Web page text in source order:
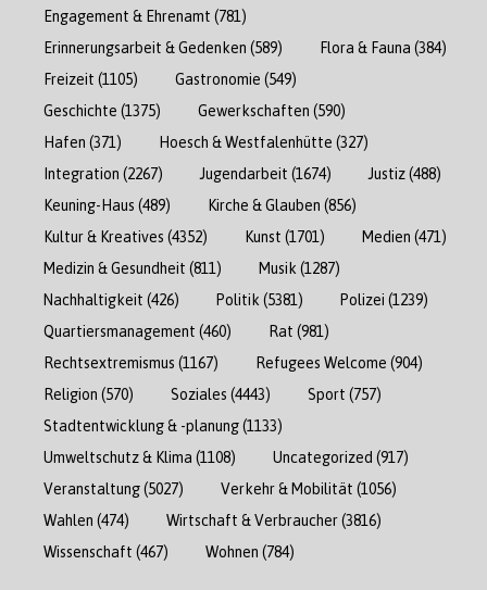
Engagement & Ehrenamt (781)
Erinnerungsarbeit & Gedenken (589) Flora & Fauna (384)
Freizeit (1105) Gastronomie (549)
Geschichte (1375) Gewerkschaften (590)
Hafen (371) Hoesch & Westfalenhütte (327)
Integration (2267) Jugendarbeit (1674) Justiz(488)
Keuning-Haus (489) Kirche & Glauben (856)
Kultur & Kreatives (4352) Kunst (1701) Medien (471)
Medizin & Gesundheit (811) Musik (1287)
Nachhaltigkeit (426) Politik (5381) Polizei (1239)
Quartiersmanagement (460) Rat (981)
Rechtsextremismus (1167) Refugees Welcome (904)
Religion (570) Soziales (4443) Sport (757)
Stadtentwicklung & -planung(1133)
Umweltschutz & Klima (1108) Uncategorized (917)
Veranstaltung(5027) Verkehr & Mobilität (1056)
Wahlen (474) Wirtschaft & Verbraucher(3816)
Wissenschaft (467) Wohnen (784)